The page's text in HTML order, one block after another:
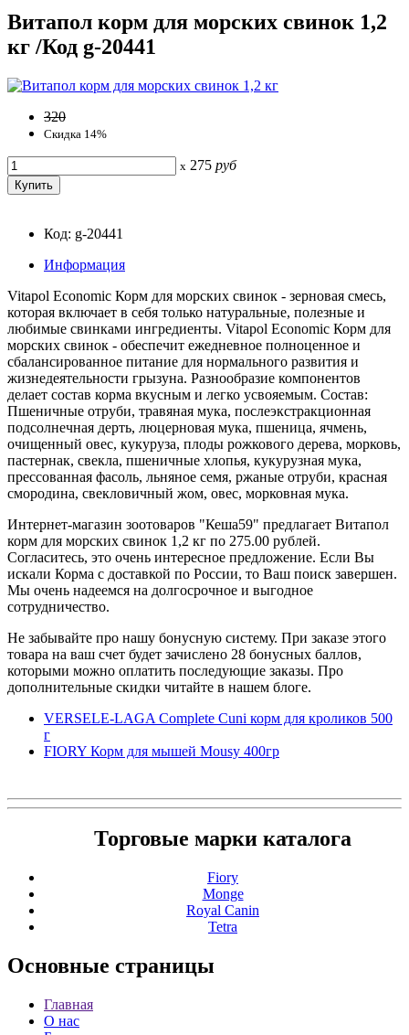
Витапол корм для морских свинок 1,2
кг /Код g-20441
320
Скидка 14%
x 275 руб
Код: g-20441
Информация
Vitapol Economic Корм для морских свинок - зерновая смесь,
которая включает в себя только натуральные, полезные и
любимые свинками ингредиенты. Vitapol Economic Корм для
морских свинок - обеспечит ежедневное полноценное и
сбалансированное питание для нормального развития и
жизнедеятельности грызуна. Разнообразие компонентов
делает состав корма вкусным и легко усвояемым. Состав:
Пшеничные отруби, травяная мука, послеэкстракционная
подсолнечная дерть, люцерновая мука, пшеница, ячмень,
очищенный овес, кукуруза, плоды рожкового дерева, морковь,
пастернак, свекла, пшеничные хлопья, кукурузная мука,
прессованная фасоль, льняное семя, ржаные отруби, красная
смородина, свекловичный жом, овес, морковная мука.
Интернет-магазин зоотоваров "Кеша59" предлагает Витапол
корм для морских свинок 1,2 кг по 275.00 рублей.
Согласитесь, это очень интересное предложение. Если Вы
искали Корма с доставкой по России, то Ваш поиск завершен.
Мы очень надеемся на долгосрочное и выгодное
сотрудничество.
Не забывайте про нашу бонусную систему. При заказе этого
товара на ваш счет будет зачислено 28 бонусных баллов,
которыми можно оплатить последующие заказы. Про
дополнительные скидки читайте в нашем блоге.
VERSELE-LAGA Complete Cuni корм для кроликов 500
г
FIORY Корм для мышей Mousy 400гр
Торговые марки каталога
Fiory
Monge
Royal Canin
Tetra
Основные страницы
Главная
О нас